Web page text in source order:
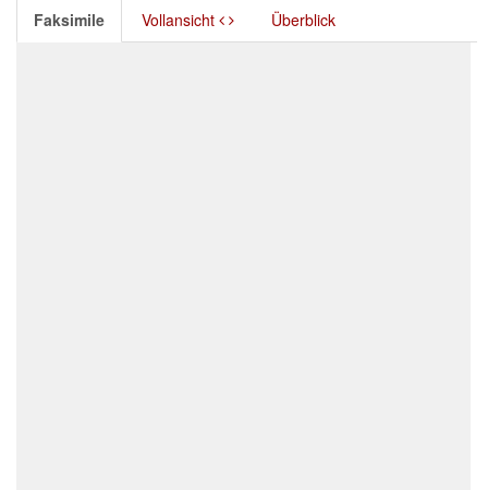
Faksimile Vollansicht Überblick